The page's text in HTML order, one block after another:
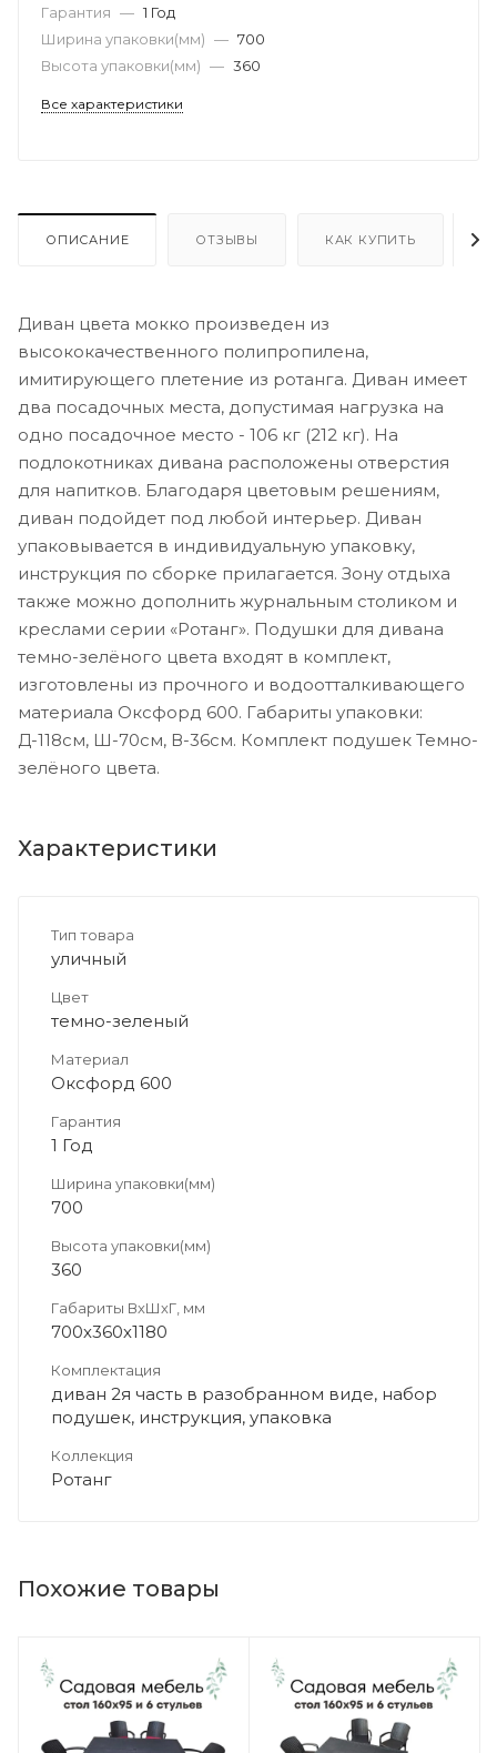
Гарантия — 1 Год
Ширина упаковки(мм) — 700
Высота упаковки(мм) — 360
Все характеристики
ОПИСАНИЕ ОТЗЫВЫ КАК КУПИТЬ
Диван цвета мокко произведен из
высококачественного полипропилена,
имитирующего плетение из ротанга. Диван имеет
два посадочных места, допустимая нагрузка на
одно посадочное место - 106 кг (212 кг). На
подлокотниках дивана расположены отверстия
для напитков. Благодаря цветовым решениям,
диван подойдет под любой интерьер. Диван
упаковывается в индивидуальную упаковку,
инструкция по сборке прилагается. Зону отдыха
также можно дополнить журнальным столиком и
креслами серии «Ротанг». Подушки для дивана
темно-зелёного цвета входят в комплект,
изготовлены из прочного и водоотталкивающего
материала Оксфорд 600. Габариты упаковки:
Д-118см, Ш-70см, В-36см. Комплект подушек Темно-
зелёного цвета.
Характеристики
Тип товара
уличный
Цвет
темно-зеленый
Материал
Оксфорд 600
Гарантия
1 Год
Ширина упаковки(мм)
700
Высота упаковки(мм)
360
Габариты ВхШхГ, мм
700х360х1180
Комплектация
диван 2я часть в разобранном виде, набор
подушек, инструкция, упаковка
Коллекция
Ротанг
Похожие товары